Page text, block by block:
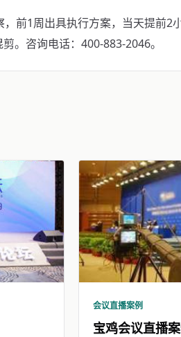
前1周出具执行方案，当天提前2
。咨询电话：400-883-2046。
会议直播案例
宝鸡会议直播